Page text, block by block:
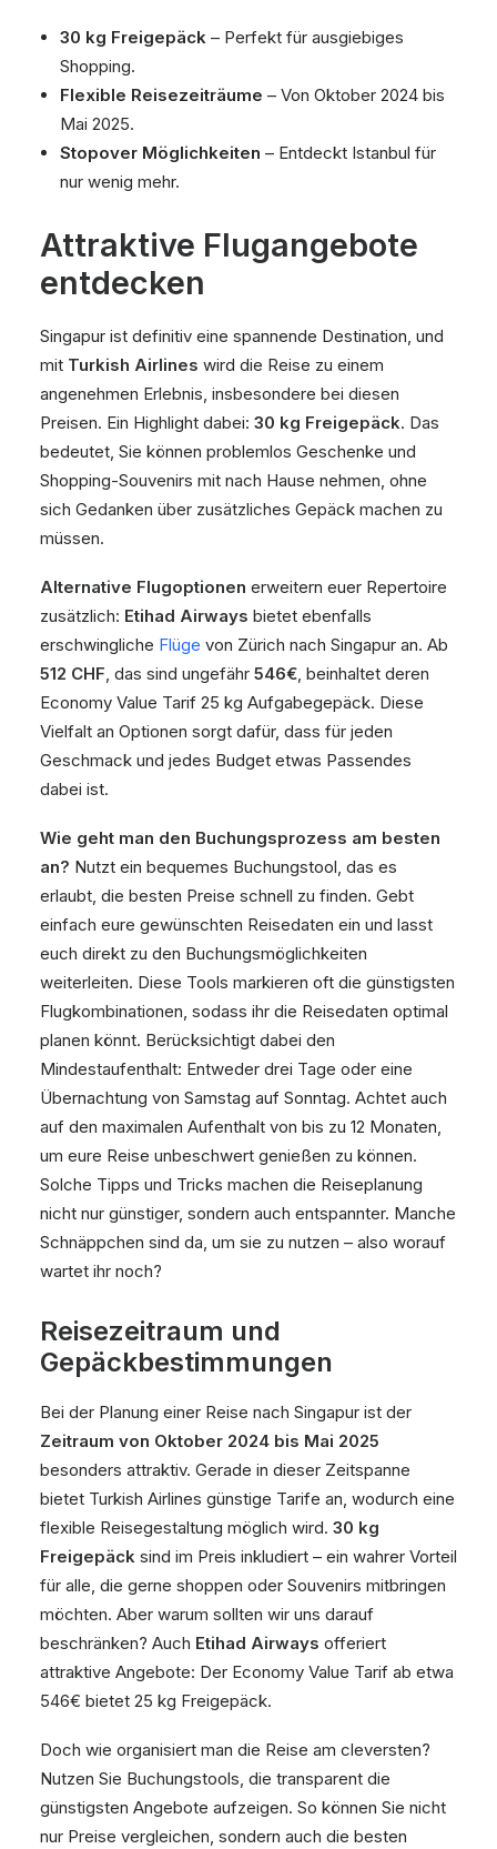
30 kg Freigepäck – Perfekt für ausgiebiges
Shopping.
Flexible Reisezeiträume – Von Oktober 2024 bis
Mai 2025.
Stopover Möglichkeiten – Entdeckt Istanbul für
nur wenig mehr.
Attraktive Flugangebote
entdecken
Singapur ist definitiv eine spannende Destination, und
mit Turkish Airlines wird die Reise zu einem
angenehmen Erlebnis, insbesondere bei diesen
Preisen. Ein Highlight dabei: 30 kg Freigepäck. Das
bedeutet, Sie können problemlos Geschenke und
Shopping-Souvenirs mit nach Hause nehmen, ohne
sich Gedanken über zusätzliches Gepäck machen zu
müssen.
Alternative Flugoptionen erweitern euer Repertoire
zusätzlich: Etihad Airways bietet ebenfalls
erschwingliche Flüge von Zürich nach Singapur an. Ab
512 CHF, das sind ungefähr 546€, beinhaltet deren
Economy Value Tarif 25 kg Aufgabegepäck. Diese
Vielfalt an Optionen sorgt dafür, dass für jeden
Geschmack und jedes Budget etwas Passendes
dabei ist.
Wie geht man den Buchungsprozess am besten
an? Nutzt ein bequemes Buchungstool, das es
erlaubt, die besten Preise schnell zu finden. Gebt
einfach eure gewünschten Reisedaten ein und lasst
euch direkt zu den Buchungsmöglichkeiten
weiterleiten. Diese Tools markieren oft die günstigsten
Flugkombinationen, sodass ihr die Reisedaten optimal
planen könnt. Berücksichtigt dabei den
Mindestaufenthalt: Entweder drei Tage oder eine
Übernachtung von Samstag auf Sonntag. Achtet auch
auf den maximalen Aufenthalt von bis zu 12 Monaten,
um eure Reise unbeschwert genießen zu können.
Solche Tipps und Tricks machen die Reiseplanung
nicht nur günstiger, sondern auch entspannter. Manche
Schnäppchen sind da, um sie zu nutzen – also worauf
wartet ihr noch?
Reisezeitraum und
Gepäckbestimmungen
Bei der Planung einer Reise nach Singapur ist der
Zeitraum von Oktober 2024 bis Mai 2025
besonders attraktiv. Gerade in dieser Zeitspanne
bietet Turkish Airlines günstige Tarife an, wodurch eine
flexible Reisegestaltung möglich wird. 30 kg
Freigepäck sind im Preis inkludiert – ein wahrer Vorteil
für alle, die gerne shoppen oder Souvenirs mitbringen
möchten. Aber warum sollten wir uns darauf
beschränken? Auch Etihad Airways offeriert
attraktive Angebote: Der Economy Value Tarif ab etwa
546€ bietet 25 kg Freigepäck.
Doch wie organisiert man die Reise am cleversten?
Nutzen Sie Buchungstools, die transparent die
günstigsten Angebote aufzeigen. So können Sie nicht
nur Preise vergleichen, sondern auch die besten